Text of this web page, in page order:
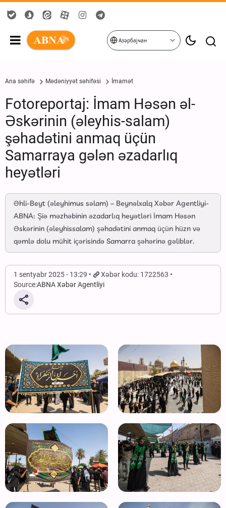
Азәрбајҹан
Ana səhifə Mədəniyyət səhifəsi İmamət
Fotoreportaj: İmam Həsən əl-
Əskərinin (əleyhis-salam)
şəhadətini anmaq üçün
Samarraya gələn əzadarlıq
heyətləri
Əhli-Beyt (əleyhimus səlam) – Beynəlxalq Xəbər Agentliyi-
ABNA: Şiə məzhəbinin əzadarlıq heyətləri İmam Həsən
Əskərinin (əleyhissalam) şəhadətini anmaq üçün hüzn və
qəmlə dolu mühit içərisində Samarra şəhərinə gəliblər.
1 sentyabr 2025 - 13:29
Xəbər kodu: 1722563
Source:ABNA Xəbər Agentliyi